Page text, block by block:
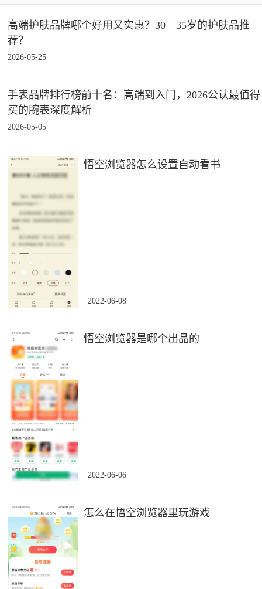
高端护肤品牌哪个好用又实惠？30—35岁的护肤品推
荐？
2026-05-25
手表品牌排行榜前十名：高端到入门，2026公认最值得
买的腕表深度解析
2026-05-05
悟空浏览器怎么设置自动看书
2022-06-08
悟空浏览器是哪个出品的
2022-06-06
怎么在悟空浏览器里玩游戏